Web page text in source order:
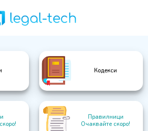
Кодекси
Правилници
Очаквайте скоро!